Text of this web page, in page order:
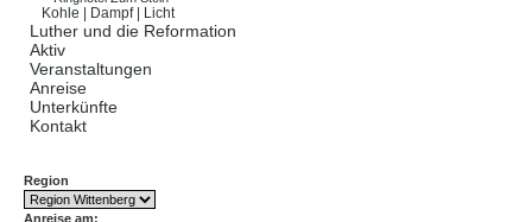
Kohle | Dampf | Licht
Luther und die Reformation
Aktiv
Veranstaltungen
Anreise
Unterkünfte
Kontakt
Region
Anreise am: